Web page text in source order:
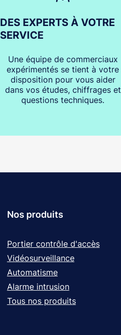
DES EXPERTS À VOTRE
SERVICE
Une équipe de commerciaux
expérimentés se tient à votre
disposition pour vous aider
dans vos études, chiffrages et
questions techniques.
Nos produits
Portier contrôle d'accès
Vidéosurveillance
Automatisme
Alarme intrusion
Tous nos produits